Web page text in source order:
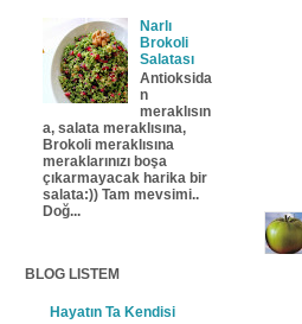
Narlı
Brokoli
Salatası
Antioksida
n
meraklısın
a, salata meraklısına,
Brokoli meraklısına
meraklarınızı boşa
çıkarmayacak harika bir
salata:)) Tam mevsimi..
Doğ...
BLOG LISTEM
Hayatın Ta Kendisi